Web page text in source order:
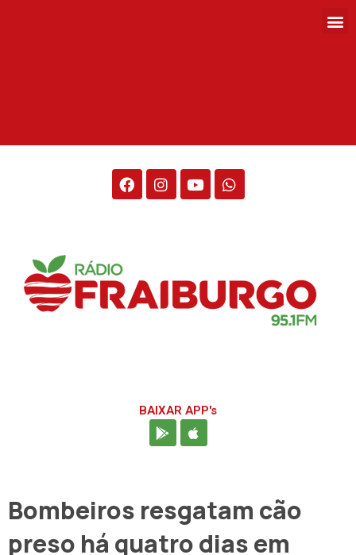
BAIXAR APP's
Bombeiros resgatam cão
preso há quatro dias em